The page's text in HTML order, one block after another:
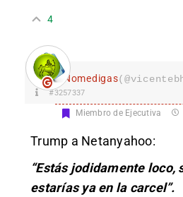
4
Nomedigas
#3257337
Miembro de Ejecutiva
Trump a Netanyahoo:
“Estás jodidamente loco,
estarías ya en la carcel”.